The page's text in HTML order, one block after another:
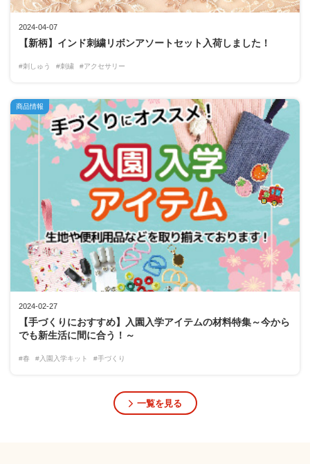
2024-04-07
【新柄】インド刺繍リボンアソートセット入荷しました！
#刺しゅう #刺繍 #アクセサリー
2024-02-27
【手づくりにおすすめ】入園入学アイテムの材料特集～今から
でも新生活に間に合う！～
#春 #入園入学キット #手づくり
商品情報
一覧を見る